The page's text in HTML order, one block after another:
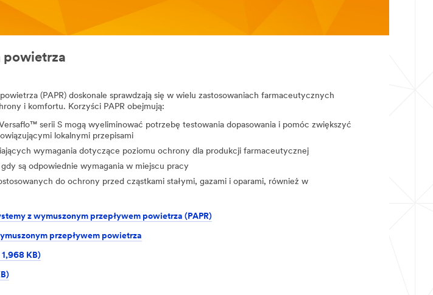
powietrza
(PAPR) doskonale sprawdzają się w wielu zastosowaniach farmaceutycznych
i komfortu. Korzyści PAPR obejmują:
serii S mogą wyeliminować potrzebę testowania dopasowania i pomóc zwiększyć
lokalnymi przepisami
wymagania dotyczące poziomu ochrony dla produkcji farmaceutycznej
są odpowiednie wymagania w miejscu pracy
do ochrony przed cząstkami stałymi, gazami i oparami, również w
z wymuszonym przepływem powietrza (PAPR)
przepływem powietrza
KB)